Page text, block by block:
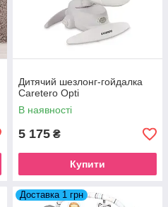
Дитячий шезлонг-гойдалка
Caretero Opti
В наявності
5 175 ₴
Купити
Доставка 1 грн